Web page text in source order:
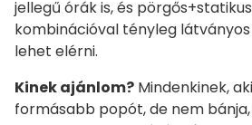
jellegű órák is, és
kombinációval tényleg
lehet elérni.
Kinek ajánlom? Mindenkinek,
formásabb popót, de nem